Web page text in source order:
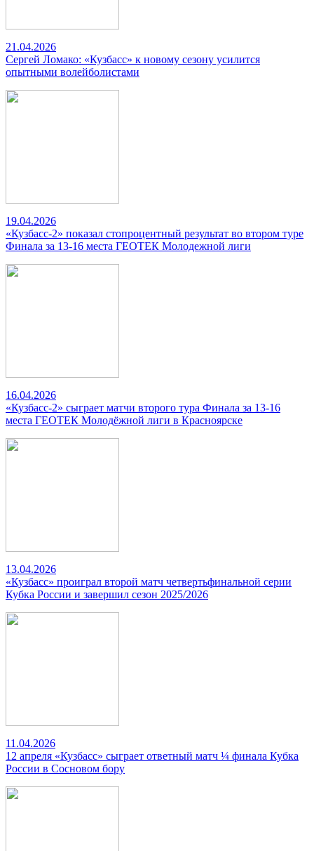
21.04.2026
Сергей Ломако: «Кузбасс» к новому сезону усилится
опытными волейболистами
19.04.2026
«Кузбасс-2» показал стопроцентный результат во втором туре
Финала за 13-16 места ГЕОТЕК Молодежной лиги
16.04.2026
«Кузбасс-2» сыграет матчи второго тура Финала за 13-16
места ГЕОТЕК Молодёжной лиги в Красноярске
13.04.2026
«Кузбасс» проиграл второй матч четвертьфинальной серии
Кубка России и завершил сезон 2025/2026
11.04.2026
12 апреля «Кузбасс» сыграет ответный матч ¼ финала Кубка
России в Сосновом бору